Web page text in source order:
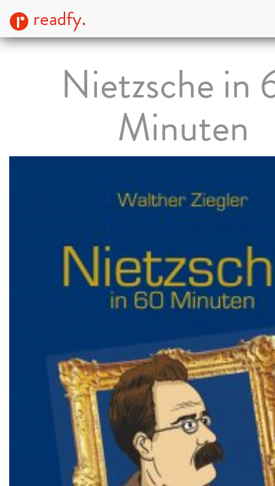
readfy.
Nietzsche in
Minuten